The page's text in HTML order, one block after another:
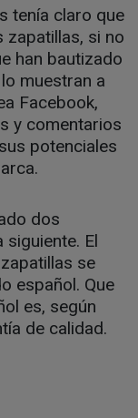
tenía claro que
zapatillas, si no
han bautizado
muestran a
Facebook,
y comentarios
potenciales
dos
siguiente. El
se
español. Que
es, según
de calidad.